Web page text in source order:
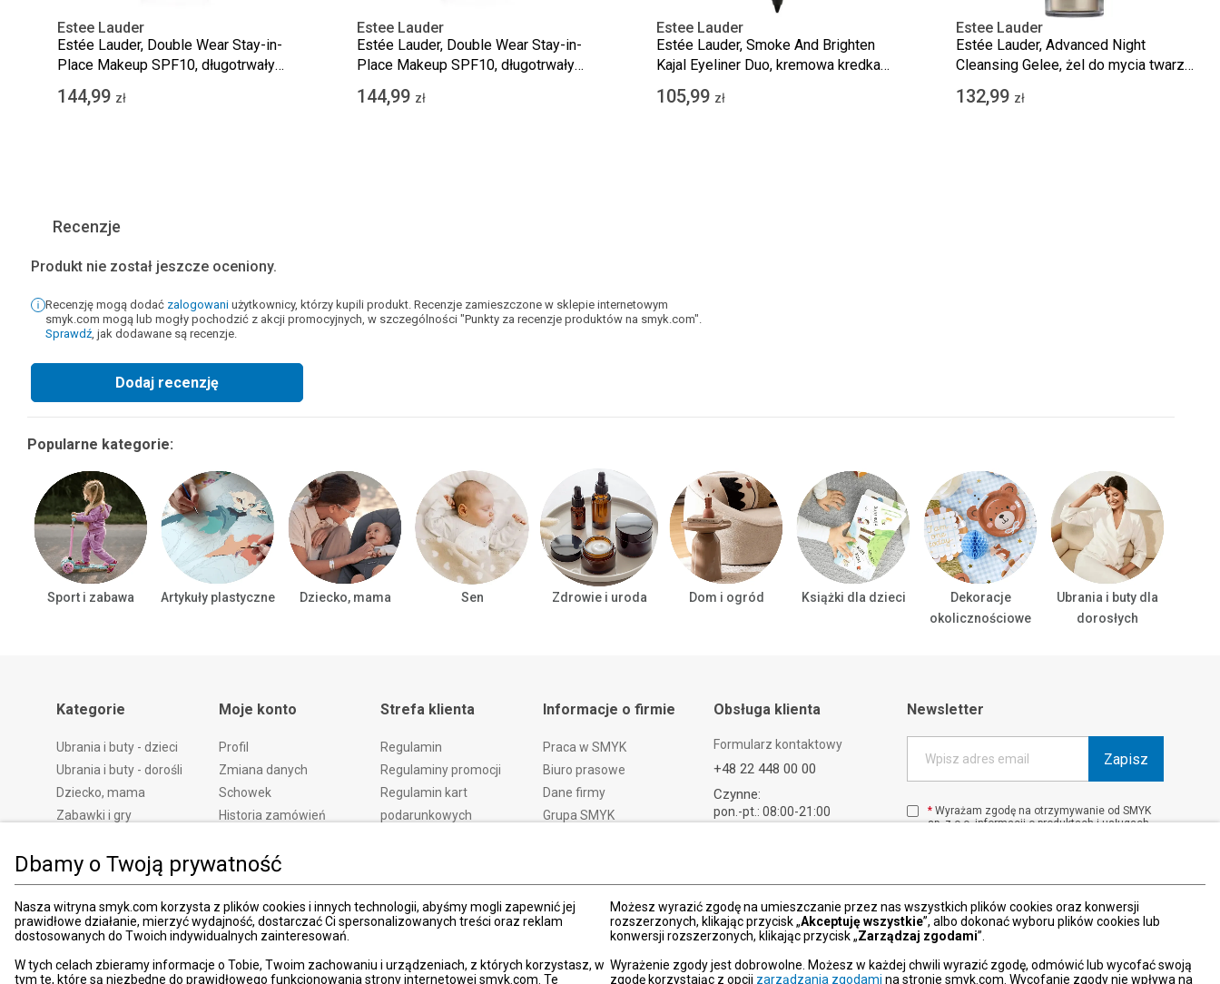
Dbamy o Twoją prywatność
Nasza witryna smyk.com korzysta z plików cookies i innych technologii, abyśmy mogli zapewnić jej
prawidłowe działanie, mierzyć wydajność, dostarczać Ci spersonalizowanych treści oraz reklam
dostosowanych do Twoich indywidualnych zainteresowań.
W tych celach zbieramy informacje o Tobie, Twoim zachowaniu i urządzeniach, z których korzystasz, w
tym te, które są niezbędne do prawidłowego funkcjonowania strony internetowej smyk.com. Te
Możesz wyrazić zgodę na umieszczanie przez nas wszystkich plików cookies oraz konwersji
rozszerzonych, klikając przycisk „Akceptuję wszystkie”, albo dokonać wyboru plików cookies lub
konwersji rozszerzonych, klikając przycisk „Zarządzaj zgodami”.
Wyrażenie zgody jest dobrowolne. Możesz w każdej chwili wyrazić zgodę, odmówić lub wycofać swoją
zgodę korzystając z opcji zarządzania zgodami na stronie smyk.com. Wycofanie zgody nie wpływa na
Estee Lauder
Estée Lauder, Double Wear Stay-in-
Place Makeup SPF10, długotrwały
podkład matujący, 2N1 Desert Beige,
30 ml
144,99 zł
Estee Lauder
Estée Lauder, Double Wear Stay-in-
Place Makeup SPF10, długotrwały
podkład matujący, 1N2 Ecru, 30 ml
144,99 zł
Estee Lauder
Estée Lauder, Smoke And Brighten
Kajal Eyeliner Duo, kremowa kredka
do oczu 2w1, Noir/Cream, 0.5g
105,99 zł
Estee Lauder
Estée Lauder, Advanced Night
Cleansing Gelee, żel do mycia twarzy,
100 ml
132,99 zł
Recenzje
Produkt nie został jeszcze oceniony.
Recenzję mogą dodać zalogowani użytkownicy, którzy kupili produkt. Recenzje zamieszczone w sklepie internetowym
smyk.com mogą lub mogły pochodzić z akcji promocyjnych, w szczególności "Punkty za recenzje produktów na smyk.com".
Sprawdź, jak dodawane są recenzje.
Dodaj recenzję
Popularne kategorie:
Sport i zabawa Artykuły plastyczne Dziecko, mama Sen Zdrowie i uroda Dom i ogród Książki dla dzieci
Dekoracje
okolicznościowe
Ubrania i buty dla
dorosłych
Kategorie
Ubrania i buty - dzieci
Ubrania i buty - dorośli
Dziecko, mama
Zabawki i gry
Zdrowie i uroda
Dom i ogród
Promocje
Porady
Moje konto
Profil
Zmiana danych
Schowek
Historia zamówień
Polityka prywatności
Ustawienia prywatności
Śledzenie zamówień
Strefa klienta
Regulamin
Regulaminy promocji
Regulamin kart
podarunkowych
Reklamacje
Metody płatności
PayPo
Karty podarunkowe
Informacje o firmie
Praca w SMYK
Biuro prasowe
Dane firmy
Grupa SMYK
Akt o usługach cyfrowych
Deklaracja dostępności
Obsługa klienta
Formularz kontaktowy
+48 22 448 00 00
Czynne:
pon.-pt.: 08:00-21:00
Newsletter
Wpisz adres email Zapisz
* Wyrażam zgodę na otrzymywanie od SMYK
sp. z o.o. informacji o produktach i usługach
W każdej chwili możesz z łatwością cofnąć
więcej